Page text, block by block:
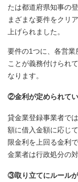
たは都道府県知事の
まざまな要件をクリ
上げられました。
要件の1つに、各営業
ことが義務付けられ
なります。
②金利が定められて
貸金業登録事業者で
額に借入金額に応じ
限金利を上回る金利
金業者は行政処分の
③取り立てにルール